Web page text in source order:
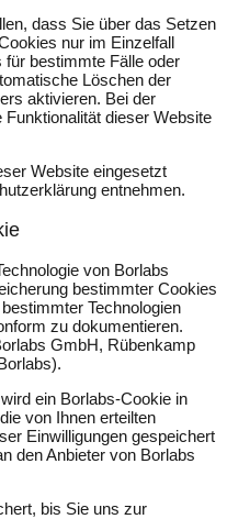
dass Sie über das Setzen
nur im Einzelfall
für bestimmte Fälle oder
Löschen der
aktivieren. Bei der
dieser Website
Website eingesetzt
entnehmen.
von Borlabs
bestimmter Cookies
Technologien
zu dokumentieren.
GmbH, Rübenkamp
ein Borlabs-Cookie in
von Ihnen erteilten
Einwilligungen gespeichert
den Anbieter von Borlabs
bis Sie uns zur